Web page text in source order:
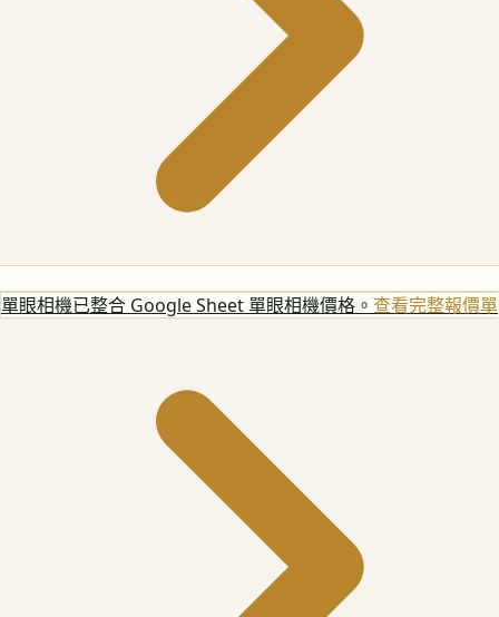
單眼相機已整合 Google Sheet 單眼相機價格。 查看完整報價單